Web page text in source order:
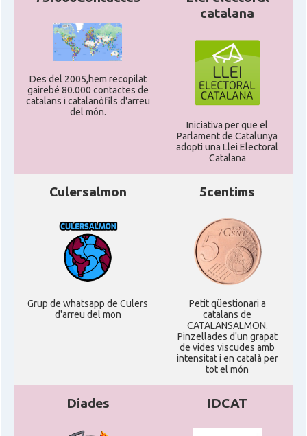
Des del 2005,hem recopilat
gairebé 80.000 contactes de
catalans i catalanòfils d'arreu
del món.
catalana
Iniciativa per que el
Parlament de Catalunya
adopti una Llei Electoral
Catalana
Culersalmon
Grup de whatsapp de Culers
d'arreu del mon
5centims
Petit qüestionari a
catalans de
CATALANSALMON.
Pinzellades d'un grapat
de vides viscudes amb
intensitat i en català per
tot el món
Diades IDCAT